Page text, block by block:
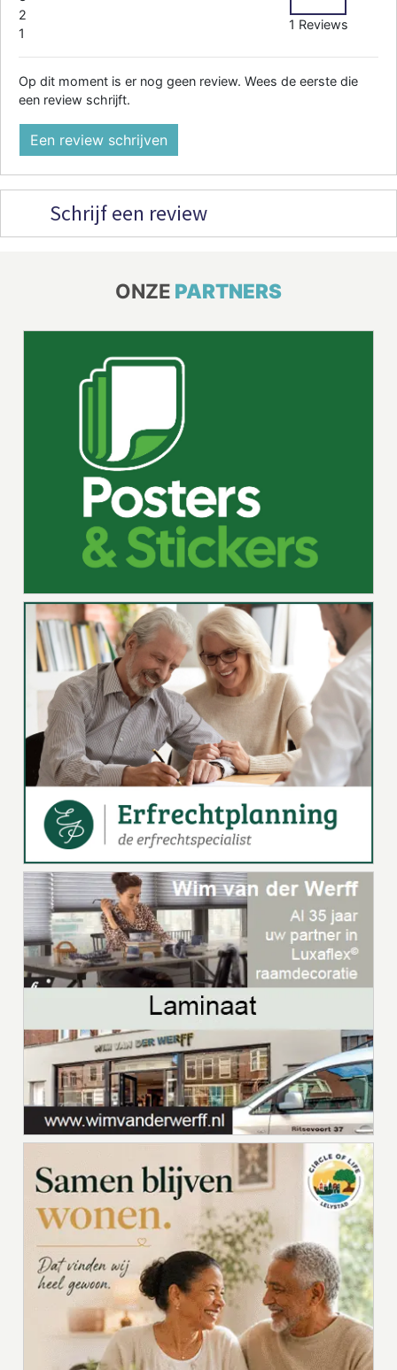
2
1
1 Reviews
Op dit moment is er nog geen review. Wees de eerste die
een review schrijft.
Een review schrijven
Schrijf een review
ONZE PARTNERS